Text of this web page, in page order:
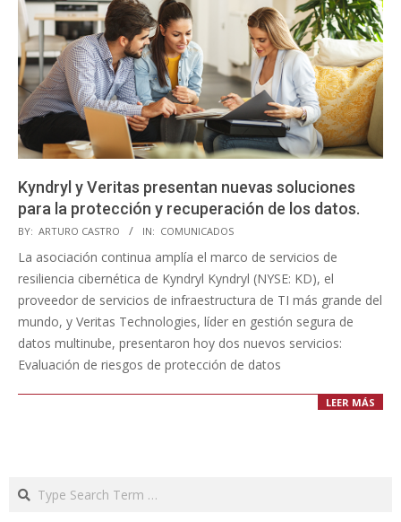
Kyndryl y Veritas presentan nuevas soluciones
para la protección y recuperación de los datos.
2023-
07-
18
BY: ARTURO CASTRO IN: COMUNICADOS
La asociación continua amplía el marco de servicios de
resiliencia cibernética de Kyndryl Kyndryl (NYSE: KD), el
proveedor de servicios de infraestructura de TI más grande del
mundo, y Veritas Technologies, líder en gestión segura de
datos multinube, presentaron hoy dos nuevos servicios:
Evaluación de riesgos de protección de datos
LEER MÁS
Search